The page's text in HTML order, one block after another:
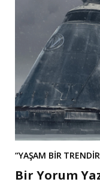
“YAŞAM BİR
Bir Yorum